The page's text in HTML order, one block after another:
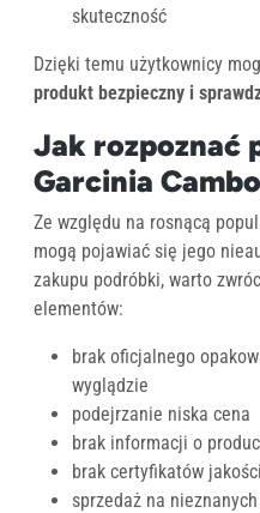
skuteczność
Dzięki temu użytkownicy
produkt bezpieczny i
Jak rozpoznać
Garcinia
Ze względu na rosnącą
mogą pojawiać się jego
zakupu podróbki, warto
elementów:
brak oficjalnego
wyglądzie
podejrzanie niska cena
brak informacji o
brak certyfikatów jakości
sprzedaż na